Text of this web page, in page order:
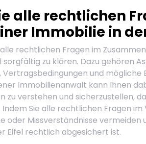
alle rechtlichen
Immobilie in
rechtlichen Fragen im
sorgfältig zu klären. Dazu gehören
Vertragsbedingungen und mögliche
Immobilienanwalt kann Ihnen
zu verstehen und sicherzustellen,
Sie alle rechtlichen Fragen im
oder Missverständnisse vermeiden
Eifel rechtlich abgesichert ist.